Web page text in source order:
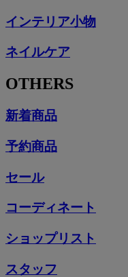
インテリア小物
ネイルケア
OTHERS
新着商品
予約商品
セール
コーディネート
ショップリスト
スタッフ